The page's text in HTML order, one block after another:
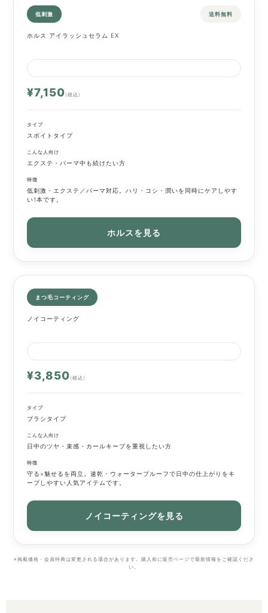
低刺激 送料無料
ホルス アイラッシュセラム EX
¥7,150 (税込)
タイプ
スポイトタイプ
こんな人向け
エクステ・パーマ中も続けたい方
特徴
低刺激・エクステ／パーマ対応。ハリ・コシ・潤いを同時にケアしやす
い1本です。
ホルスを見る
まつ毛コーティング
ノイコーティング
¥3,850 (税込)
タイプ
ブラシタイプ
こんな人向け
日中のツヤ・束感・カールキープを重視したい方
特徴
守る×魅せるを両立。速乾・ウォータープルーフで日中の仕上がりをキ
ープしやすい人気アイテムです。
ノイコーティングを見る
※掲載価格・会員特典は変更される場合があります。購入前に販売ページで最新情報をご確認くださ
い。